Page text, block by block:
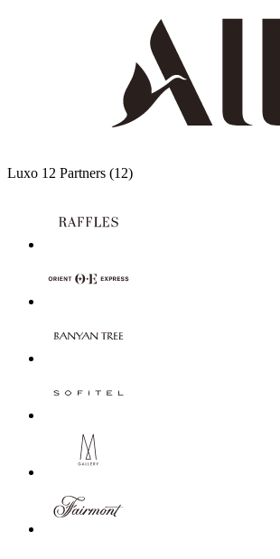
Luxo 12 Partners (12)